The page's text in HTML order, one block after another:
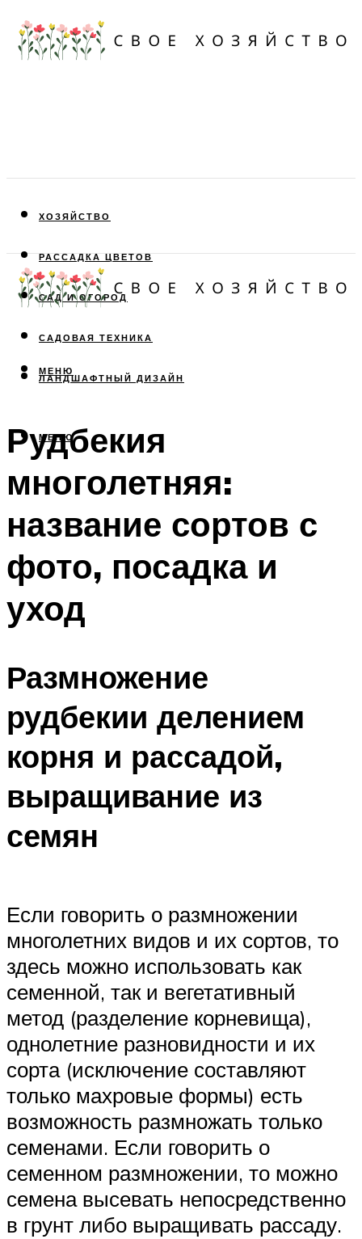
ХОЗЯЙСТВО
РАССАДКА ЦВЕТОВ
САД И ОГОРОД
САДОВАЯ ТЕХНИКА
ЛАНДШАФТНЫЙ ДИЗАЙН
МЕНЮ
МЕНЮ
Рудбекия
многолетняя:
название сортов с
фото, посадка и
уход
Размножение
рудбекии делением
корня и рассадой,
выращивание из
семян
Если говорить о размножении
многолетних видов и их сортов, то
здесь можно использовать как
семенной, так и вегетативный
метод (разделение корневища),
однолетние разновидности и их
сорта (исключение составляют
только махровые формы) есть
возможность размножать только
семенами. Если говорить о
семенном размножении, то можно
семена высевать непосредственно
в грунт либо выращивать рассаду.